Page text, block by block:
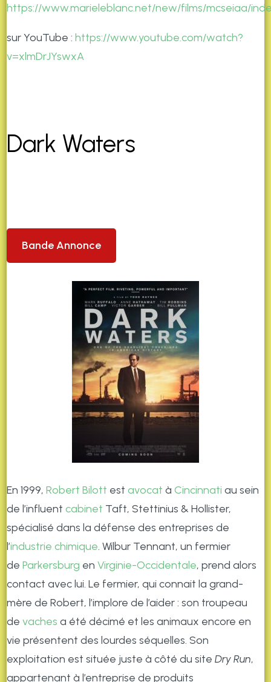
https://www.marieleblanc.net/new/films/mcseiaa/
sur YouTube :https://www.youtube.com/watch?
v=xlmDrJYswxA
Dark Waters
Bande Annonce
En 1999,Robert Bilott estavocat àCincinnatiau sein
de l’influentcabinet Taft, Stettinius & Hollister,
spécialisé dans la défense des entreprises de
l’industrie chimique. Wilbur Tennant, un fermier
deParkersburg enVirginie-Occidentale, prend alors
contact avec lui. Le fermier, qui connait la grand-
mère de Robert, l’implore de l’aider : son troupeau
devaches a été décimé et les animaux encore en
vie présentent des lourdes séquelles. Son
exploitation est située juste à côté du siteDry Run,
appartenant à l’entreprise de produits